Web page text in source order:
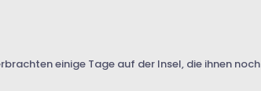
einige Tage auf der Insel, die ihnen noch